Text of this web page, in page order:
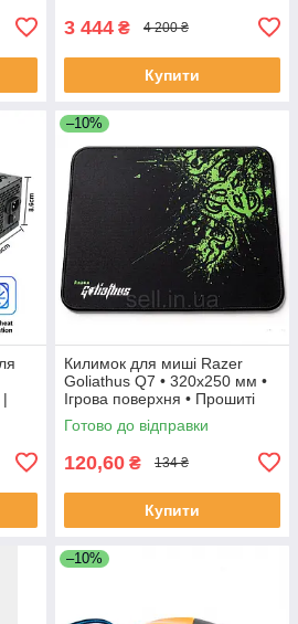
3 444 ₴ 4 200 ₴
Купити
|
–10%
Килимок для миші Razer
Goliathus Q7 • 320x250 мм •
Ігрова поверхня • Прошиті
краї
Готово до відправки
120,60 ₴ 134 ₴
Купити
–10%